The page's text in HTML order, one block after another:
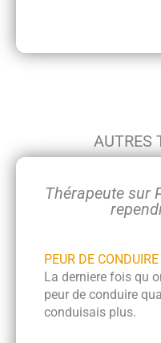
AUTRES
Thérapeute sur
PEUR DE CONDUIRE
La derniere fois qu
peur de conduire
conduisais plus.